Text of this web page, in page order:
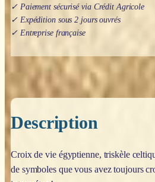
✓ Paiement sécurisé via Crédit Agricole
✓ Expédition sous 2 jours ouvrés
✓ Entreprise française
Description
Croix de vie égyptienne, triskèle
de symboles que vous avez toujours